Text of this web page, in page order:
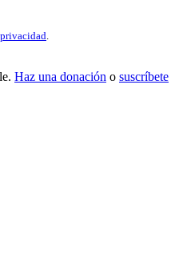
Haz una donación o suscríbete